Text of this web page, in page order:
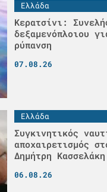
Ελλάδα
Κερατσίνι:
δεξαμενόπλοιου
ρύπανση
07.08.26
Ελλάδα
Συγκινητικός
αποχαιρετισμός
Δημήτρη
06.08.26